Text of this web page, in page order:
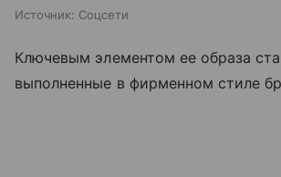
Источник: Соцсети
Ключевым элементом ее образа
выполненные в фирменном стиле